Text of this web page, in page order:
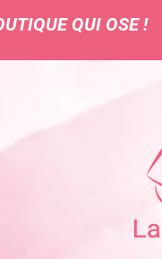
QUI OSE !